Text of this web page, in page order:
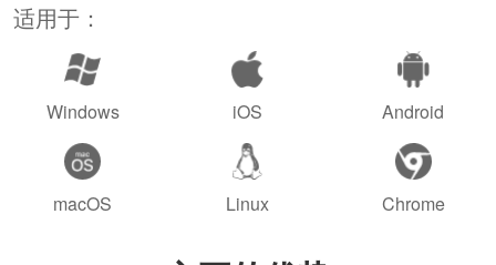
适用于：
Windows iOS Android
macOS Linux Chrome